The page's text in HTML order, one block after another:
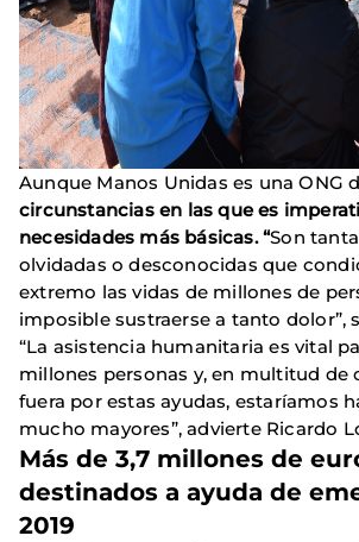
Aunque Manos Unidas es una ONG
circunstancias en las que es
necesidades más básicas. “Son
olvidadas o desconocidas que
extremo las vidas de millones de
imposible sustraerse a tanto dolor”,
“La asistencia humanitaria es vital
millones personas y, en multitud de
fuera por estas ayudas, estaríamos
mucho mayores”, advierte Ricardo
Más de 3,7 millones de
destinados a ayuda de
2019